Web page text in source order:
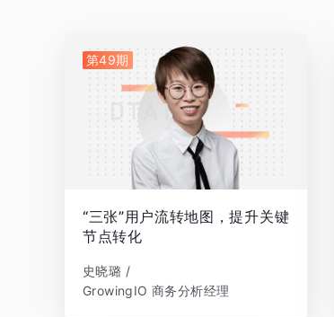
第49期
“三张”用户流转地图，提升关键
节点转化
史晓璐 /
GrowingIO 商务分析经理